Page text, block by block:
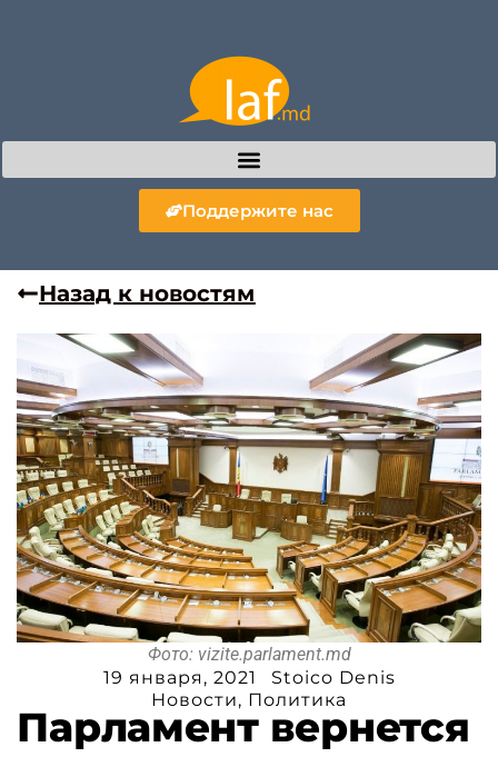
Поддержите нас
Назад к новостям
Фото: vizite.parlament.md
19 января, 2021
Stoico Denis
Новости, Политика
Парламент вернется